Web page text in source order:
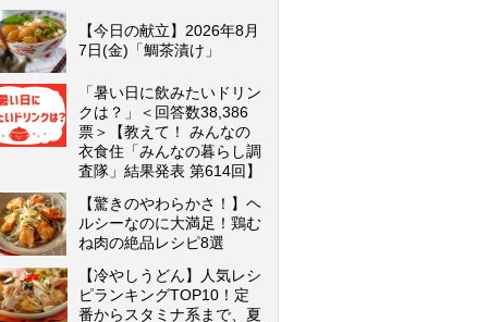
【今日の献立】2026年8月
7日(金)「鯛茶漬け」
「暑い日に飲みたいドリン
クは？」＜回答数38,386
票＞【教えて！ みんなの
衣食住「みんなの暮らし調
査隊」結果発表 第614回】
【驚きのやわらかさ！】ヘ
ルシーなのに大満足！鶏む
ね肉の絶品レシピ8選
【冷やしうどん】人気レシ
ピランキングTOP10！定
番からスタミナ系まで、夏